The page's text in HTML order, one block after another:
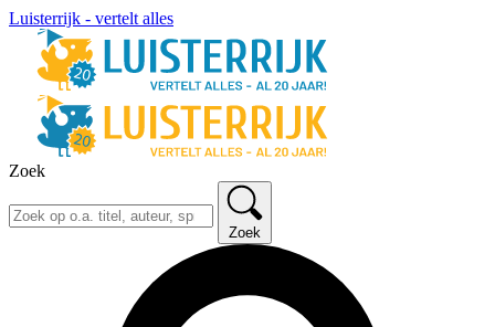
Luisterrijk - vertelt alles
Zoek
Zoek